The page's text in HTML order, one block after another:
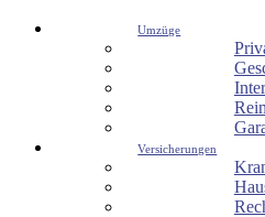
Umzüge
Versicherungen